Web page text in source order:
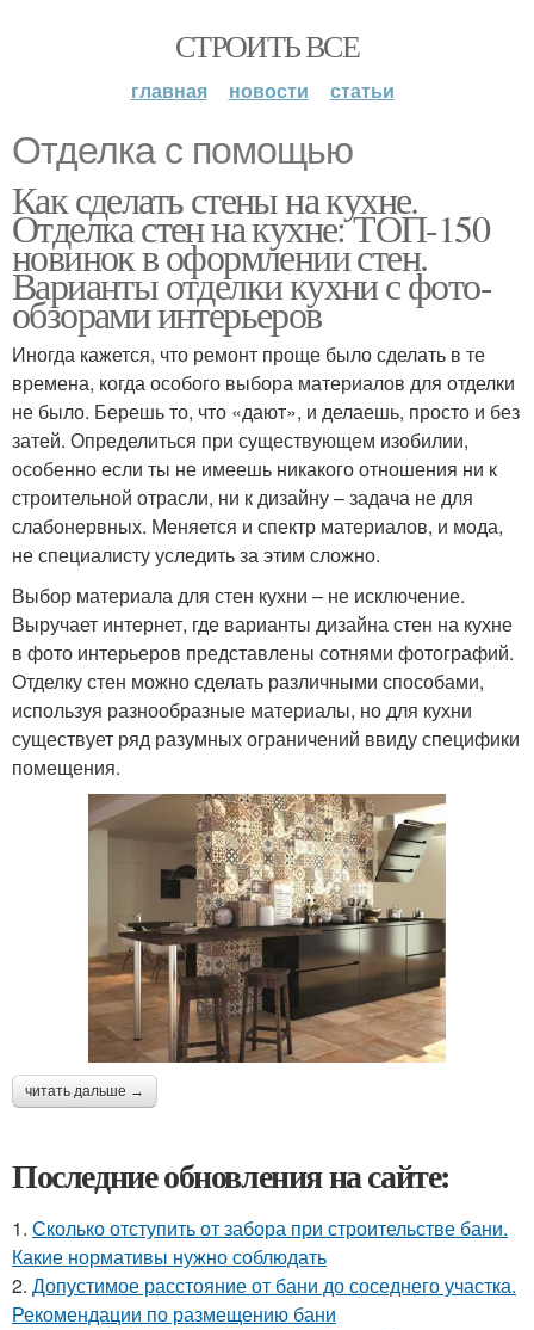
СТРОИТЬ ВСЕ
главная новости статьи
Отделка с помощью
Как сделать стены на кухне.
Отделка стен на кухне: ТОП-150
новинок в оформлении стен.
Варианты отделки кухни с фото-
обзорами интерьеров
Иногда кажется, что ремонт проще было сделать в те
времена, когда особого выбора материалов для отделки
не было. Берешь то, что «дают», и делаешь, просто и без
затей. Определиться при существующем изобилии,
особенно если ты не имеешь никакого отношения ни к
строительной отрасли, ни к дизайну – задача не для
слабонервных. Меняется и спектр материалов, и мода,
не специалисту уследить за этим сложно.
Выбор материала для стен кухни – не исключение.
Выручает интернет, где варианты дизайна стен на кухне
в фото интерьеров представлены сотнями фотографий.
Отделку стен можно сделать различными способами,
используя разнообразные материалы, но для кухни
существует ряд разумных ограничений ввиду специфики
помещения.
читать дальше →
Последние обновления на сайте:
1. Сколько отступить от забора при строительстве бани.
Какие нормативы нужно соблюдать
2. Допустимое расстояние от бани до соседнего участка.
Рекомендации по размещению бани